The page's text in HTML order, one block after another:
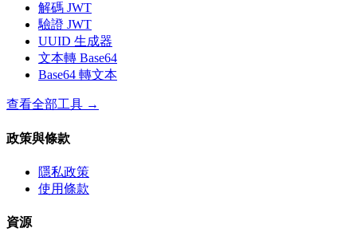
解碼 JWT
驗證 JWT
UUID 生成器
文本轉 Base64
Base64 轉文本
查看全部工具 →
政策與條款
隱私政策
使用條款
資源